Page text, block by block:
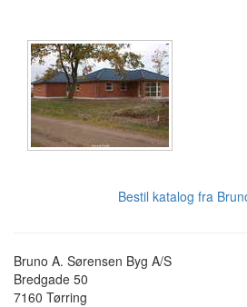
Bestil katalog fra
Bruno A. Sørensen Byg A/S
Bredgade 50
7160 Tørring